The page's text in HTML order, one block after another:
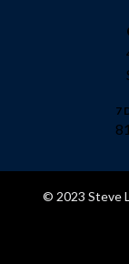
7
© 2023 Steve